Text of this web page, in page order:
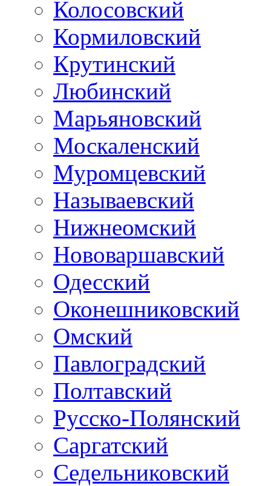
Колосовский
Кормиловский
Крутинский
Любинский
Марьяновский
Москаленский
Муромцевский
Называевский
Нижнеомский
Нововаршавский
Одесский
Оконешниковский
Омский
Павлоградский
Полтавский
Русско-Полянский
Саргатский
Седельниковский